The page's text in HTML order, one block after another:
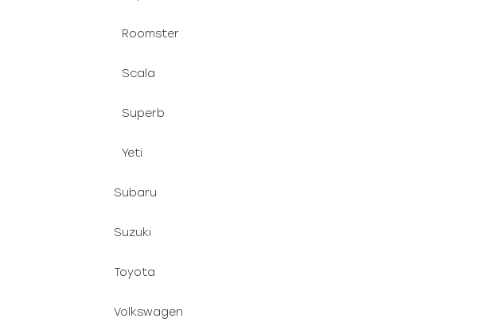
Roomster
Scala
Superb
Yeti
Subaru
Suzuki
Toyota
Volkswagen